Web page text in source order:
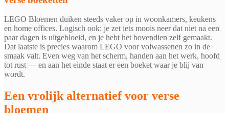
LEGO Bloemen duiken steeds vaker op in woonkamers, keukens
en home offices. Logisch ook: je zet iets moois neer dat niet na een
paar dagen is uitgebloeid, en je hebt het bovendien zelf gemaakt.
Dat laatste is precies waarom LEGO voor volwassenen zo in de
smaak valt. Even weg van het scherm, handen aan het werk, hoofd
tot rust — en aan het einde staat er een boeket waar je blij van
wordt.
Een vrolijk alternatief voor verse
bloemen